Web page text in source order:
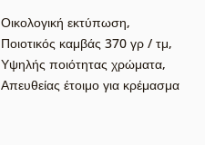
Οικολογική εκτύπωση,
Ποιοτικός καμβάς 370 γρ / τμ,
Υψηλής ποιότητας χρώματα,
Απευθείας έτοιμο για κρέμασμα